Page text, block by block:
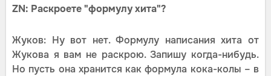
ZN: Раскроете "формулу хита"?
Жуков: Ну вот нет. Формулу написания хита от
Жукова я вам не раскрою. Запишу когда-нибудь.
Но пусть она хранится как формула кока-колы – в